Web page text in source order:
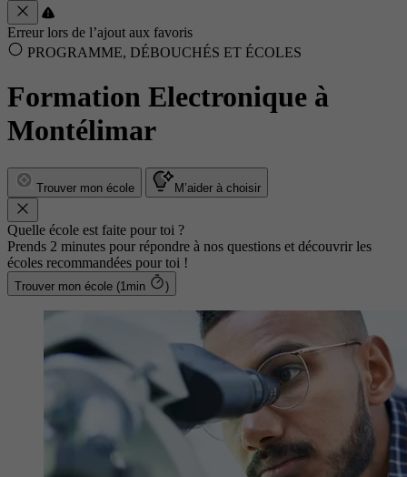
Erreur lors de l’ajout aux favoris
PROGRAMME, DÉBOUCHÉS ET ÉCOLES
Formation Electronique à
Montélimar
Trouver mon école M’aider à choisir
Quelle école est faite pour toi ?
Prends 2 minutes pour répondre à nos questions et découvrir les
écoles recommandées pour toi !
Trouver mon école (1min )